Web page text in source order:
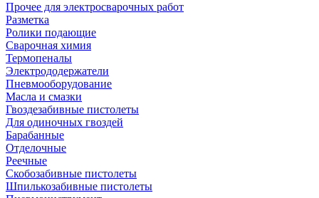
Прочее для электросварочных работ
Разметка
Ролики подающие
Сварочная химия
Термопеналы
Электрододержатели
Пневмооборудование
Масла и смазки
Гвоздезабивные пистолеты
Для одиночных гвоздей
Барабанные
Отделочные
Реечные
Скобозабивные пистолеты
Шпилькозабивные пистолеты